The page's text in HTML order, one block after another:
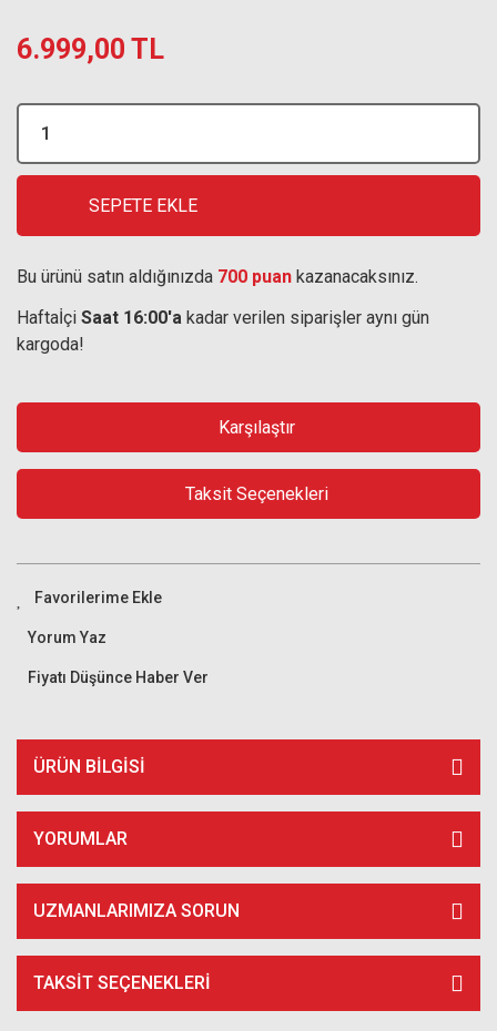
6.999,00 TL
SEPETE EKLE
Bu ürünü satın aldığınızda 700 puan kazanacaksınız.
Haftaİçi Saat 16:00'a kadar verilen siparişler aynı gün
kargoda!
Karşılaştır
Taksit Seçenekleri
Yorum Yaz
Fiyatı Düşünce Haber Ver
ÜRÜN BILGISI
YORUMLAR
UZMANLARIMIZA SORUN
TAKSIT SEÇENEKLERI